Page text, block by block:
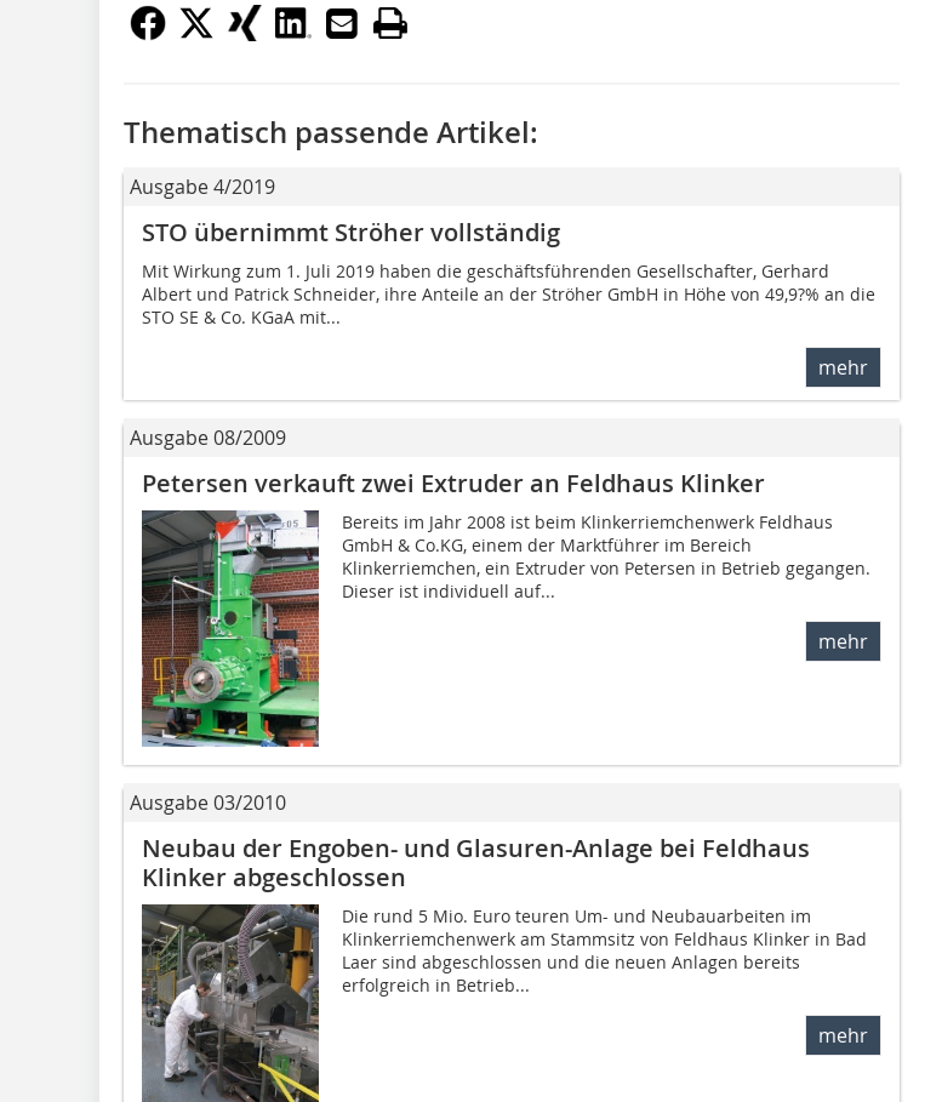
Thematisch passende Artikel:
Ausgabe 4/2019
STO übernimmt Ströher vollständig
Mit Wirkung zum 1. Juli 2019 haben die geschäftsführenden Gesellschafter, Gerhard
Albert und Patrick Schneider, ihre Anteile an der Ströher GmbH in Höhe von 49,9?% an die
STO SE & Co. KGaA mit...
mehr
Ausgabe 08/2009
Petersen verkauft zwei Extruder an Feldhaus Klinker
Bereits im Jahr 2008 ist beim Klinkerriemchenwerk Feldhaus
GmbH & Co.KG, einem der Marktführer im Bereich
Klinkerriemchen, ein Extruder von Petersen in Betrieb gegangen.
Dieser ist individuell auf...
mehr
Ausgabe 03/2010
Neubau der Engoben- und Glasuren-Anlage bei Feldhaus
Klinker abgeschlossen
Die rund 5 Mio. Euro teuren Um- und Neubauarbeiten im
Klinkerriemchenwerk am Stammsitz von Feldhaus Klinker in Bad
Laer sind abgeschlossen und die neuen Anlagen bereits
erfolgreich in Betrieb...
mehr